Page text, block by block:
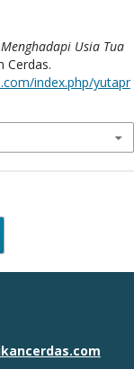
Usia Tua
Cerdas.
index.php/yutapr